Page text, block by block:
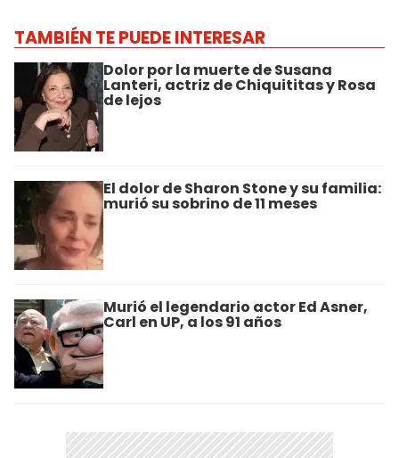
TAMBIÉN TE PUEDE INTERESAR
Dolor por la muerte de Susana
Lanteri, actriz de Chiquititas y Rosa
de lejos
El dolor de Sharon Stone y su familia:
murió su sobrino de 11 meses
Murió el legendario actor Ed Asner,
Carl en UP, a los 91 años